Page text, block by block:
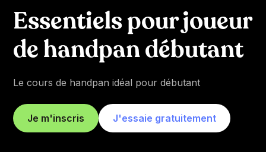
Essentiels pour joueur
de handpan débutant
Le cours de handpan idéal pour débutant
Je m'inscris J'essaie gratuitement